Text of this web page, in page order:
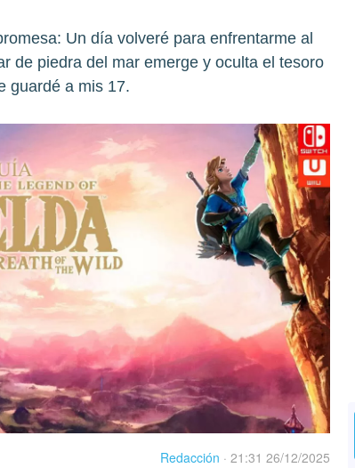
Un día volveré para enfrentarme al
de piedra del mar emerge y oculta el tesoro
guardé a mis 17.
Redacción · 21:31 26/12/2025